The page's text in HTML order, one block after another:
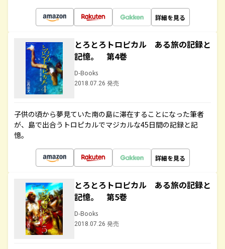
詳細を見る
とろとろトロピカル ある旅の記録と
記憶。 第4巻
D-Books
2018.07.26 発売
子供の頃から夢見ていた南の島に滞在することになった筆者
が、島で出合うトロピカルでマジカルな45日間の記録と記
憶。
詳細を見る
とろとろトロピカル ある旅の記録と
記憶。 第5巻
D-Books
2018.07.26 発売